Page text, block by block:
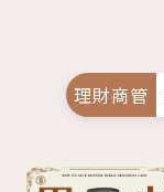
理財商管